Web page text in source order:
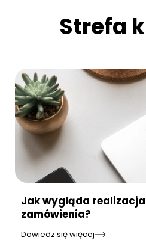
Strefa
Jak wygląda realizacja
zamówienia?
Dowiedz się więcej